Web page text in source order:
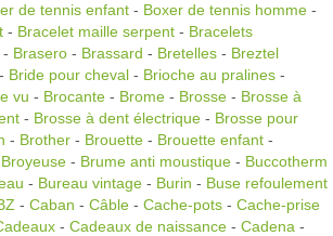
de tennis enfant - Boxer de tennis homme -
- Bracelet maille serpent - Bracelets
- Brasero - Brassard - Bretelles - Breztel
- Bride pour cheval - Brioche au pralines -
vu - Brocante - Brome - Brosse - Brosse à
- Brosse à dent électrique - Brosse pour
- Brother - Brouette - Brouette enfant -
Broyeuse - Brume anti moustique - Buccotherm
- Bureau vintage - Burin - Buse refoulement
- Caban - Câble - Cache-pots - Cache-prise
- Cadeaux de naissance - Cadena -